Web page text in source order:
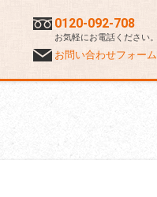
0120-092-708
お気軽にお電話ください。
お問い合わせフォーム